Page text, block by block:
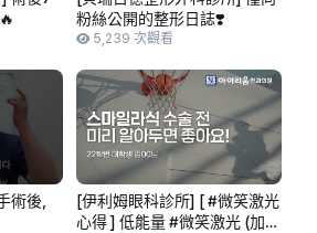
粉絲公開的整形日誌❣️
5,239 次觀看
術後，
[伊利姆眼科診所] [ #微笑激光
心得 ] 低能量 #微笑激光 (加強